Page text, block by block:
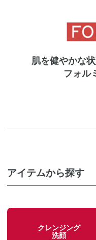
アク
美容液
フイルナ
肌を健やかな
フォル
美容液
アイテムから探す
クレンジング
洗顔